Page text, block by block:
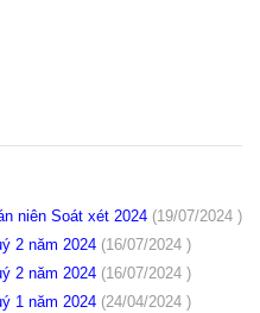
niên Soát xét 2024 (19/07/2024 )
2 năm 2024 (16/07/2024 )
2 năm 2024 (16/07/2024 )
1 năm 2024 (24/04/2024 )